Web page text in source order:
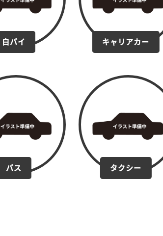
白バイ キャリアカー
バス タクシー